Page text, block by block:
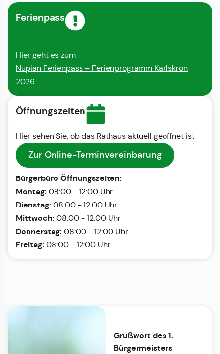
Ferienpass
Hier geht es zum
Nupian Ferienpass – Ferienprogramm Karlskron
2026
Öffnungszeiten
Hier sehen Sie, ob das Rathaus aktuell geöffnet ist
Zur Online-Terminvereinbarung
Bürgerbüro Öffnungszeiten:
Montag: 08:00 - 12:00 Uhr
Dienstag: 08:00 - 12:00 Uhr
Mittwoch: 08:00 - 12:00 Uhr
Donnerstag: 08:00 - 12:00 Uhr
Freitag: 08:00 - 12:00 Uhr
Grußwort des 1.
Bürgermeisters